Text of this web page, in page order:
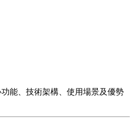
能、技術架構、使用場景及優勢